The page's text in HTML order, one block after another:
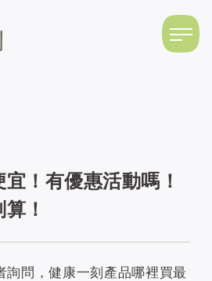
！有優惠活動嗎！
！
詢問，健康一刻產品哪裡買最